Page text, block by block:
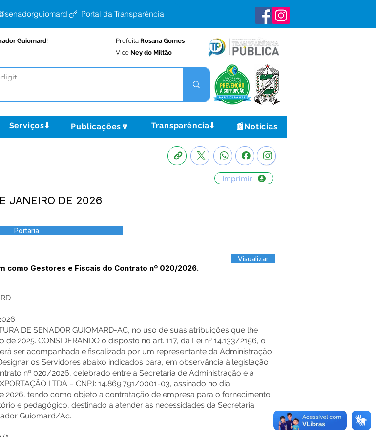
Portal da Transparência
Guiomard! Prefeita Rosana Gomes
Vice Ney do Miltão
Serviços⬇️ Publicações🔽 Transparência⬇️ 📰Notícias
Imprimir
JANEIRO DE 2026
Portaria
como Gestores e Fiscais do Contrato nº 020/2026.
Visualizar
DE SENADOR GUIOMARD-AC, no uso de suas atribuições que lhe
2025. CONSIDERANDO o disposto no art. 117, da Lei nº 14.133/2156, o
ser acompanhada e fiscalizada por um representante da Administração
os Servidores abaixo indicados para, em observância à legislação
nº 020/2026, celebrado entre a Secretaria de Administração e a
LTDA – CNPJ: 14.869.791/0001-03, assinado no dia
2026, tendo como objeto a contratação de empresa para o fornecimento
e pedagógico, destinado a atender as necessidades da Secretaria
Guiomard/Ac.